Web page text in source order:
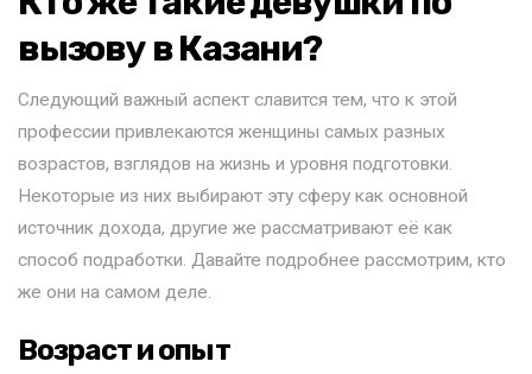
вызову в Казани?
Следующий важный аспект славится тем, что к этой
профессии привлекаются женщины самых разных
возрастов, взглядов на жизнь и уровня подготовки.
Некоторые из них выбирают эту сферу как основной
источник дохода, другие же рассматривают её как
способ подработки. Давайте подробнее рассмотрим, кто
же они на самом деле.
Возраст и опыт